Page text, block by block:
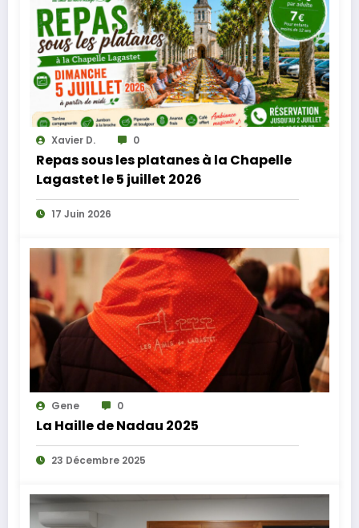
Xavier D. 0
Repas sous les platanes à la Chapelle
Lagastet le 5 juillet 2026
17 Juin 2026
Gene 0
La Haille de Nadau 2025
23 Décembre 2025